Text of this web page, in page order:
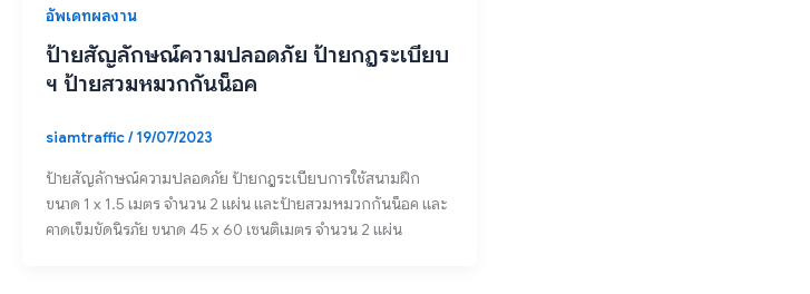
อัพเดทผลงาน
ป้ายสัญลักษณ์ความปลอดภัย ป้ายกฎระเบียบ
ฯ ป้ายสวมหมวกกันน็อค
siamtraffic/19/07/2023
ป้ายสัญลักษณ์ความปลอดภัย ป้ายกฎระเบียบการใช้สนามฝึก
ขนาด 1 x 1.5 เมตร จำนวน 2 แผ่น และป้ายสวมหมวกกันน็อค และ
คาดเข็มขัดนิรภัย ขนาด 45 x 60 เซนติเมตร จำนวน 2 แผ่น